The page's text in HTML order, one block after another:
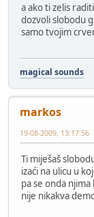
a ako ti zelis
dozvoli slobodu
samo tvojim
magical sounds
markos
19-08-2009, 13:17:56
Ti miješaš
izaći na ulicu u
pa se onda
nije nikakva